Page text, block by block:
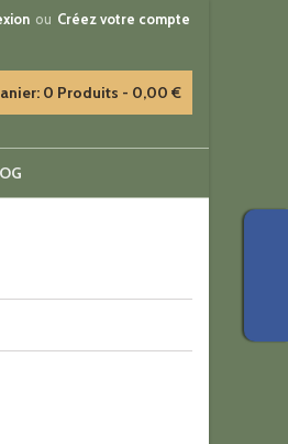
ou Créez votre compte
0 Produits - 0,00 €